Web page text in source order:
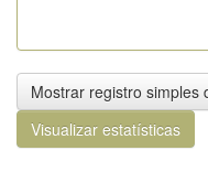
Mostrar registro simples
Visualizar estatísticas